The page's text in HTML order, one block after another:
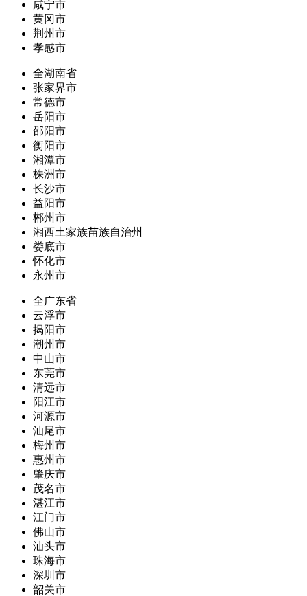
咸宁市
黄冈市
荆州市
孝感市
全湖南省
张家界市
常德市
岳阳市
邵阳市
衡阳市
湘潭市
株洲市
长沙市
益阳市
郴州市
湘西土家族苗族自治州
娄底市
怀化市
永州市
全广东省
云浮市
揭阳市
潮州市
中山市
东莞市
清远市
阳江市
河源市
汕尾市
梅州市
惠州市
肇庆市
茂名市
湛江市
江门市
佛山市
汕头市
珠海市
深圳市
韶关市